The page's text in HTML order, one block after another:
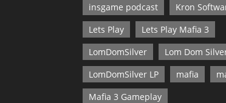
insgame podcast
Kron
Lets Play
Lets Play Mafia 3
LomDomSilver
Lom Dom
LomDomSilver LP
mafia
Mafia 3 Gameplay